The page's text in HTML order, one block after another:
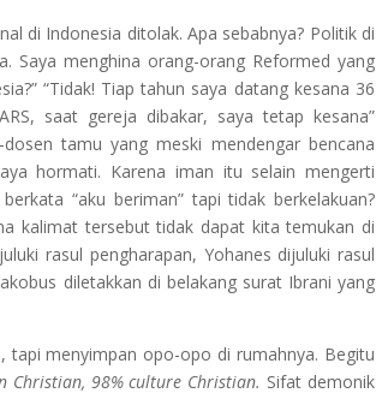
di Indonesia ditolak. Apa sebabnya? Politik di
Saya menghina orang-orang Reformed yang
“Tidak! Tiap tahun saya datang kesana 36
saat gereja dibakar, saya tetap kesana”
dosen tamu yang meski mendengar bencana
hormati. Karena iman itu selain mengerti
“aku beriman” tapi tidak berkelakuan?
kalimat tersebut tidak dapat kita temukan di
rasul pengharapan, Yohanes dijuluki rasul
diletakkan di belakang surat Ibrani yang
menyimpan opo-opo di rumahnya. Begitu
Christian, 98% culture Christian. Sifat demonik